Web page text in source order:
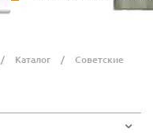
Каталог Советские